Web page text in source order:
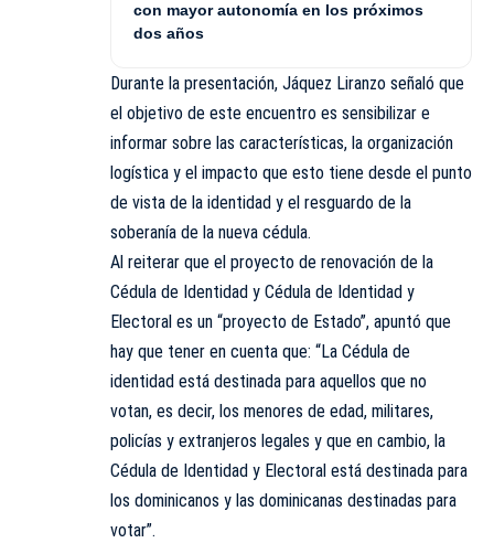
con mayor autonomía en los próximos
dos años
Durante la presentación, Jáquez Liranzo señaló que
el objetivo de este encuentro es sensibilizar e
informar sobre las características, la organización
logística y el impacto que esto tiene desde el punto
de vista de la identidad y el resguardo de la
soberanía de la nueva cédula.
Al reiterar que el proyecto de renovación de la
Cédula de Identidad y Cédula de Identidad y
Electoral es un “proyecto de Estado”, apuntó que
hay que tener en cuenta que: “La Cédula de
identidad está destinada para aquellos que no
votan, es decir, los menores de edad, militares,
policías y extranjeros legales y que en cambio, la
Cédula de Identidad y Electoral está destinada para
los dominicanos y las dominicanas destinadas para
votar”.